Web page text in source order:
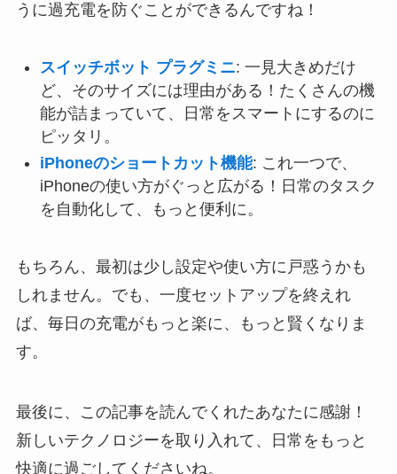
うに過充電を防ぐことができるんですね！
スイッチボット プラグミニ: 一見大きめだけ
ど、そのサイズには理由がある！たくさんの機
能が詰まっていて、日常をスマートにするのに
ピッタリ。
iPhoneのショートカット機能: これ一つで、
iPhoneの使い方がぐっと広がる！日常のタスク
を自動化して、もっと便利に。
もちろん、最初は少し設定や使い方に戸惑うかも
しれません。でも、一度セットアップを終えれ
ば、毎日の充電がもっと楽に、もっと賢くなりま
す。
最後に、この記事を読んでくれたあなたに感謝！
新しいテクノロジーを取り入れて、日常をもっと
快適に過ごしてくださいね。